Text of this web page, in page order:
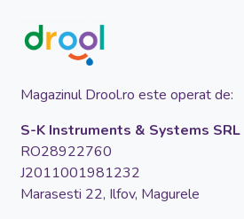
Magazinul Drool.ro este operat de:
S-K Instruments & Systems SRL
RO28922760
J2011001981232
Marasesti 22, Ilfov, Magurele